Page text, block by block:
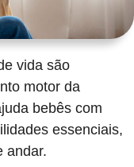
vida são
motor da
bebês com
essenciais,
andar.